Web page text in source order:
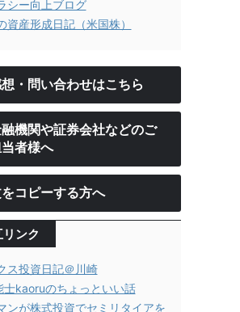
シー向上ブログ
資産形成日記（米国株）
・問い合わせはこちら
機関や証券会社などのご
者様へ
コピーする方へ
ンク
ス投資日記＠川崎
士kaoruのちょっといい話
ンが株式投資でセミリタイアを